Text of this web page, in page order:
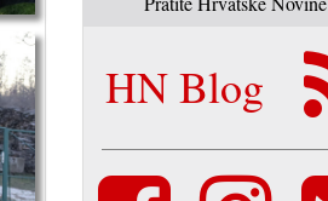
HN Blog